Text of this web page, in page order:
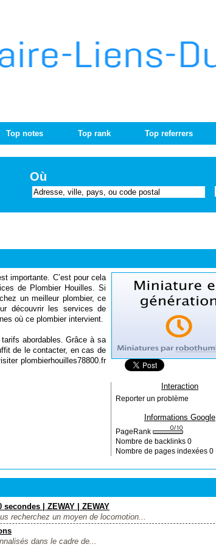
Top notes Top rank Top referrers
Où
importante. C’est pour cela
de Plombier Houilles. Si
un meilleur plombier, ce
découvrir les services de
où ce plombier intervient.
abordables. Grâce à sa
de le contacter, en cas de
plombierhouilles78800.fr
Interaction
Reporter un problème
Informations Google
PageRank
Nombre de backlinks 0
Nombre de pages indexées 0
| ZEWAY | ZEWAY
recherchez un moyen de locomotion...
dans le cadre de...